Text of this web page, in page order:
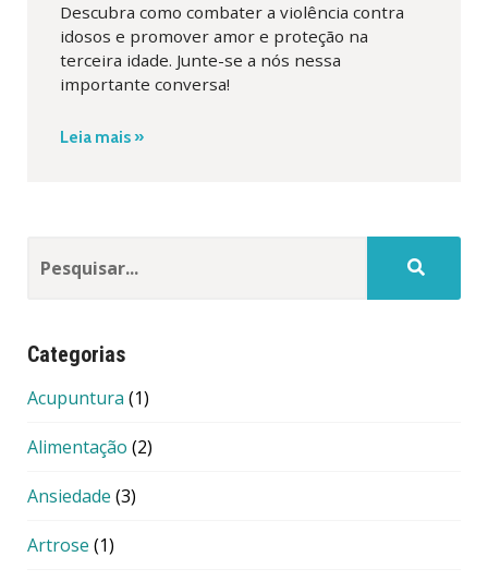
Descubra como combater a violência contra
idosos e promover amor e proteção na
terceira idade. Junte-se a nós nessa
importante conversa!
Leia mais »
Categorias
Acupuntura (1)
Alimentação (2)
Ansiedade (3)
Artrose (1)